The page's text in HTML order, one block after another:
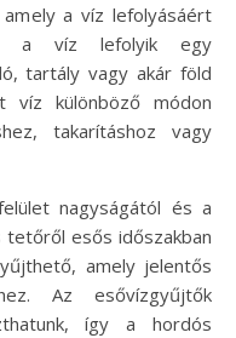
a víz lefolyásáért
a víz lefolyik egy
tartály vagy akár föld
különböző módon
takarításhoz vagy
nagyságától és a
esős időszakban
amely jelentős
Az esővízgyűjtők
így a hordós